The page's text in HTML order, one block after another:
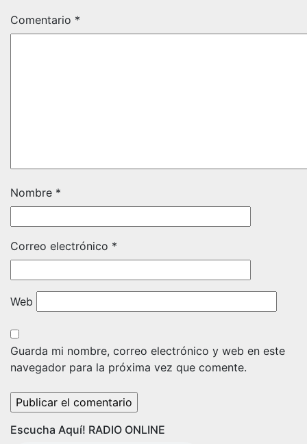
Comentario *
Nombre *
Correo electrónico *
Web
Guarda mi nombre, correo electrónico y web en este
navegador para la próxima vez que comente.
Escucha Aquí! RADIO ONLINE